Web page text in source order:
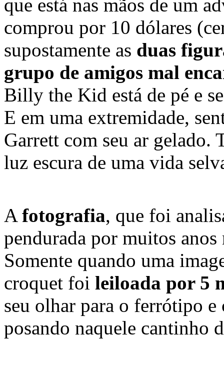
que está nas mãos de um
comprou por 10 dólares
supostamente as duas
grupo de amigos mal
Billy the Kid está de pé e
E em uma extremidade,
Garrett com seu ar gelado.
luz escura de uma vida
A fotografia, que foi
pendurada por muitos
Somente quando uma
croquet foi leiloada por 5
seu olhar para o ferrótipo e
posando naquele cantinho